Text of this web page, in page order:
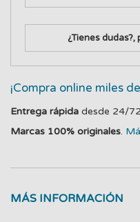
¿Tienes
¡Compra online miles
Entrega rápida desde 24/
Marcas 100% originales.
MÁS INFORMACIÓN